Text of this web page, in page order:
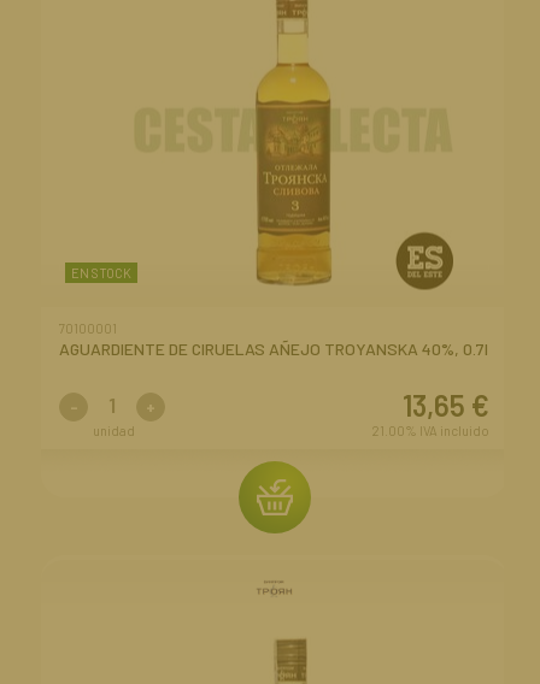
EN STOCK
70100001
AGUARDIENTE DE CIRUELAS AÑEJO TROYANSKA 40%, 0.7l
13,65 €
21.00% IVA incluido
- +
unidad